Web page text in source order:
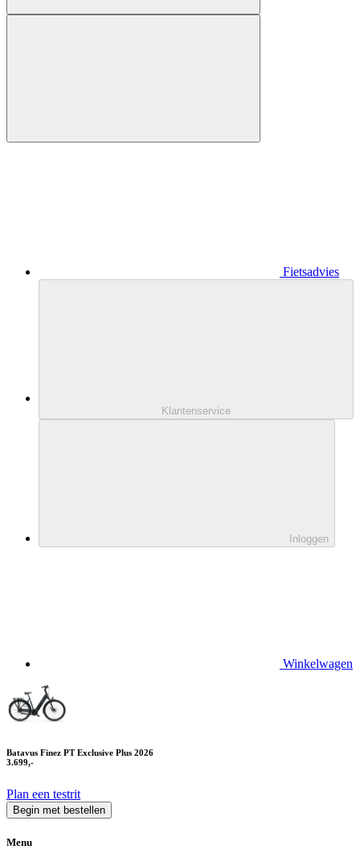
Fietsadvies
Klantenservice
Inloggen
Winkelwagen
Batavus Finez PT Exclusive Plus 2026
3.699,-
Plan een testrit
Begin met bestellen
Menu